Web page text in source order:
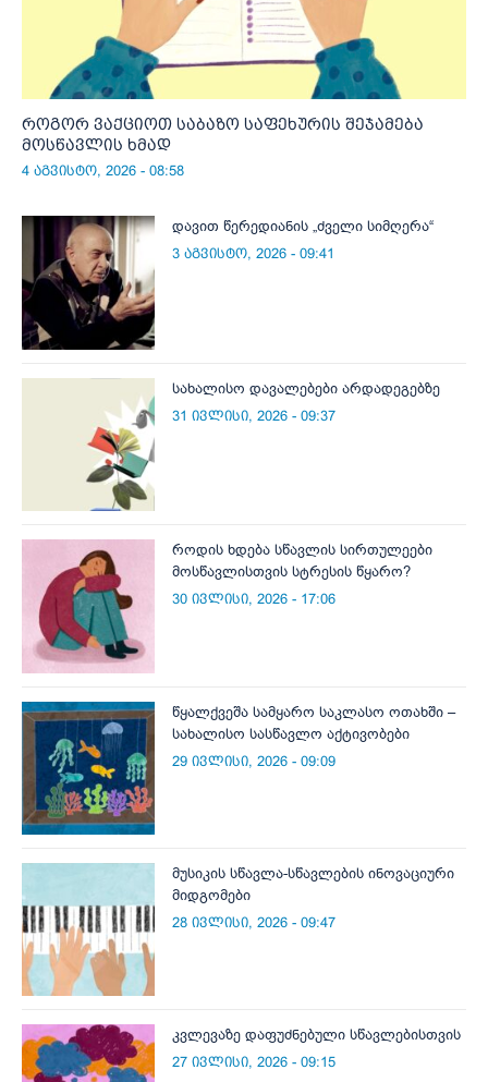
როგორ ვაქციოთ საბაზო საფეხურის შეჯამება
მოსწავლის ხმად
4 აგვისტო, 2026 - 08:58
დავით წერედიანის „ძველი სიმღერა“
3 აგვისტო, 2026 - 09:41
სახალისო დავალებები არდადეგებზე
31 ივლისი, 2026 - 09:37
როდის ხდება სწავლის სირთულეები
მოსწავლისთვის სტრესის წყარო?
30 ივლისი, 2026 - 17:06
წყალქვეშა სამყარო საკლასო ოთახში –
სახალისო სასწავლო აქტივობები
29 ივლისი, 2026 - 09:09
მუსიკის სწავლა-სწავლების ინოვაციური
მიდგომები
28 ივლისი, 2026 - 09:47
კვლევაზე დაფუძნებული სწავლებისთვის
27 ივლისი, 2026 - 09:15